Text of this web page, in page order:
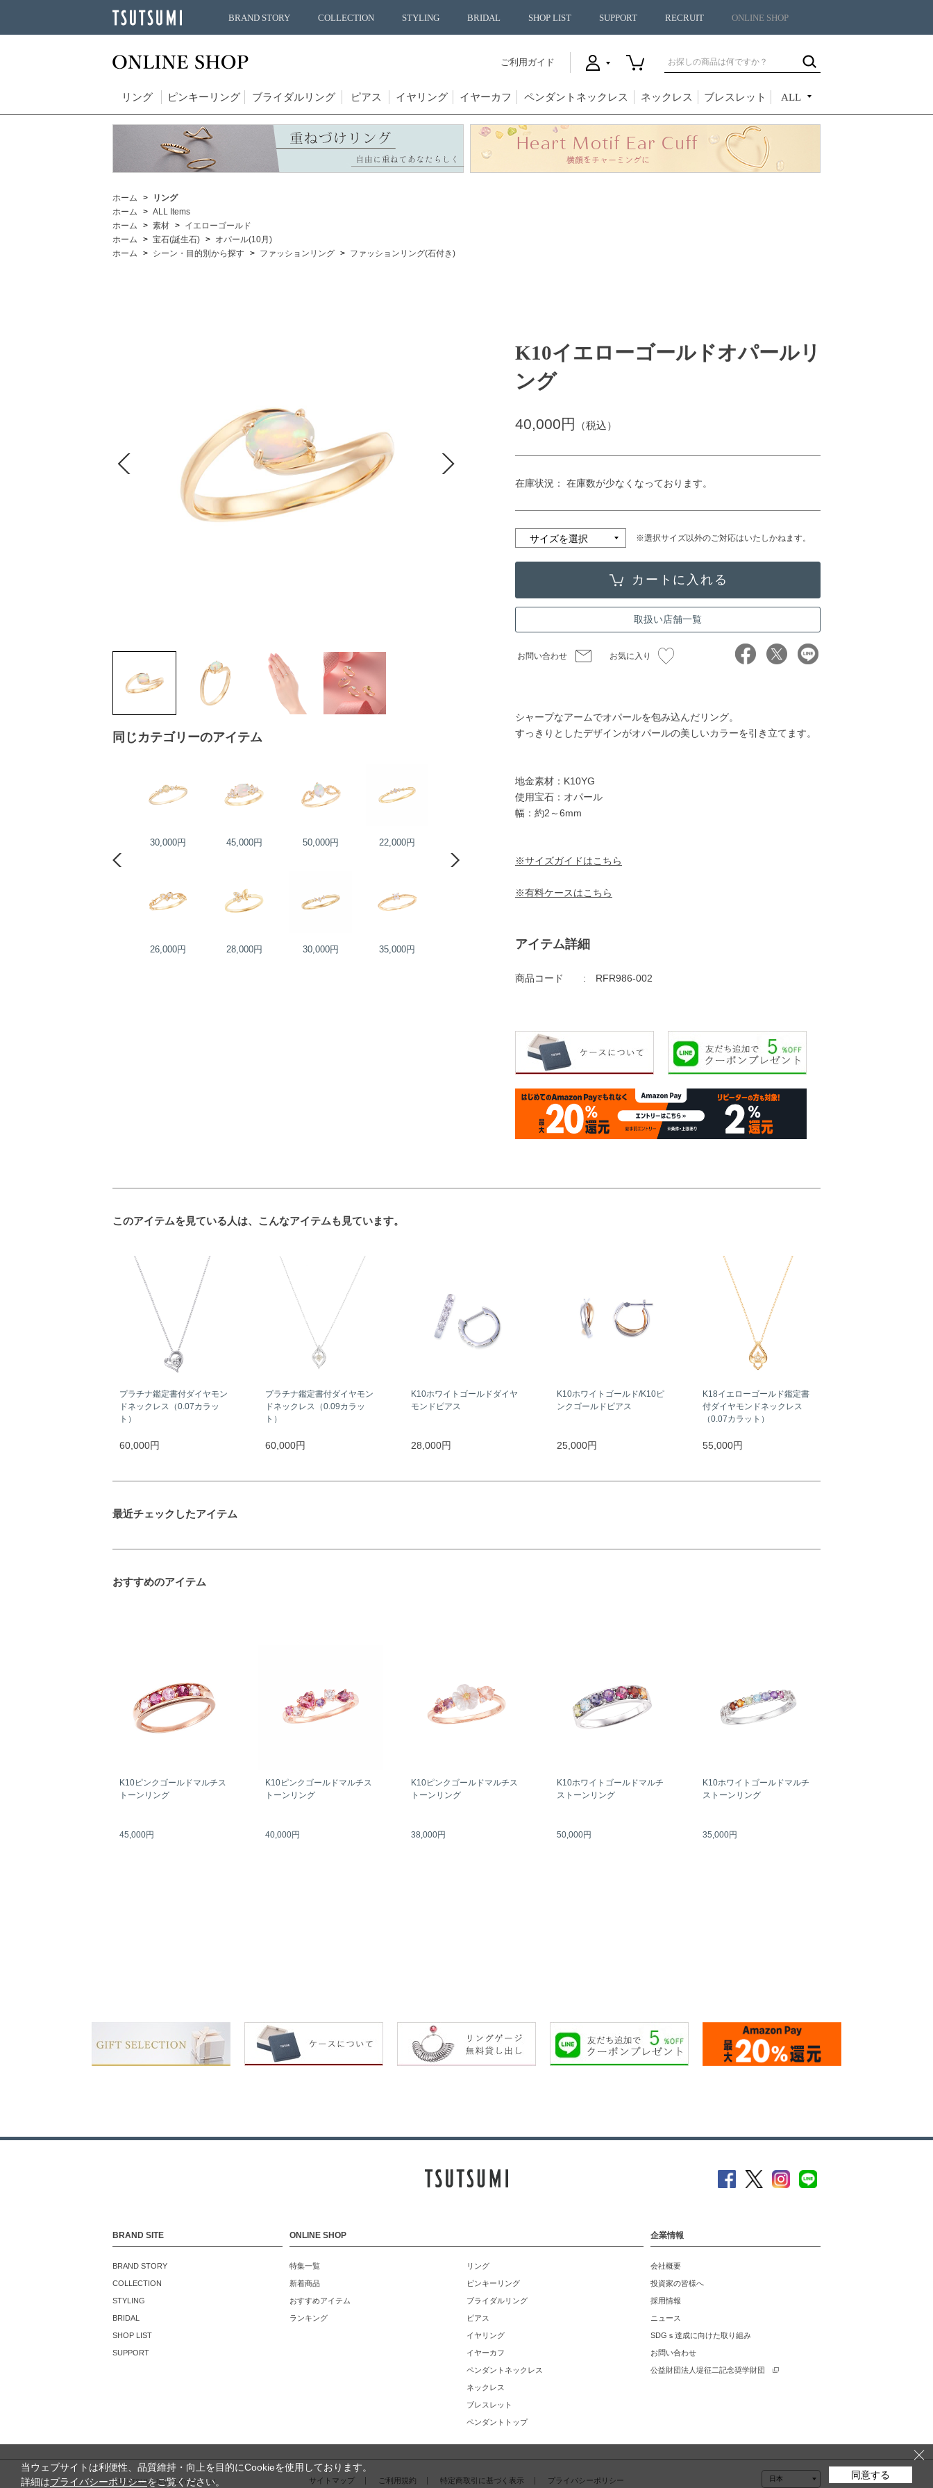
BRAND STORY COLLECTION STYLING BRIDAL SHOP LIST SUPPORT RECRUIT ONLINE SHOP
ご利用ガイド
リング ピンキーリング ブライダルリング ピアス イヤリング イヤーカフ ペンダントネックレス ネックレス ブレスレット ALL
ホーム
リング
ホーム
ALL Items
ホーム
素材
イエローゴールド
ホーム
宝石(誕生石)
オパール(10月)
ホーム
シーン・目的別から探す ファッションリング ファッションリング(石付き)
同じカテゴリーのアイテム
30,000円 45,000円 50,000円 22,000円
26,000円 28,000円 30,000円 35,000円 44,000円 45,000円
K10イエローゴールドオパールリ
ング
40,000円 （税込）
在庫状況： 在庫数が少なくなっております。
※選択サイズ以外のご対応はいたしかねます。
取扱い店舗一覧
お問い合わせ お気に入り
シャープなアームでオパールを包み込んだリング。
すっきりとしたデザインがオパールの美しいカラーを引き立てます。
地金素材：K10YG
使用宝石：オパール
幅：約2～6mm
※サイズガイドはこちら
※有料ケースはこちら
アイテム詳細
商品コード RFR986-002
このアイテムを見ている人は、こんなアイテムも見ています。
プラチナ鑑定書付ダイヤモン
ドネックレス（0.07カラッ
ト）
60,000円
プラチナ鑑定書付ダイヤモン
ドネックレス（0.09カラッ
ト）
60,000円
K10ホワイトゴールドダイヤ
モンドピアス
28,000円
K10ホワイトゴールド/K10ピ
ンクゴールドピアス
25,000円
K18イエローゴールド鑑定書
付ダイヤモンドネックレス
（0.07カラット）
55,000円
最近チェックしたアイテム
おすすめのアイテム
K10ピンクゴールドマルチス
トーンリング
45,000円
K10ピンクゴールドマルチス
トーンリング
40,000円
K10ピンクゴールドマルチス
トーンリング
38,000円
K10ホワイトゴールドマルチ
ストーンリング
50,000円
K10ホワイトゴールドマルチ
ストーンリング
35,000円
BRAND SITE
BRAND STORY
COLLECTION
STYLING
BRIDAL
SHOP LIST
SUPPORT
ONLINE SHOP
特集一覧
新着商品
おすすめアイテム
ランキング
リング
ピンキーリング
ブライダルリング
ピアス
イヤリング
イヤーカフ
ペンダントネックレス
ネックレス
ブレスレット
ペンダントトップ
企業情報
会社概要
投資家の皆様へ
採用情報
ニュース
SDGｓ達成に向けた取り組み
お問い合わせ
公益財団法人堤征二記念奨学財団
サイトマップ ご利用規約 特定商取引に基づく表示 プライバシーポリシー
©TSUTSUMI JEWELRY Co., Ltd.
当ウェブサイトは利便性、品質維持・向上を目的にCookieを使用しております。
詳細はプライバシーポリシーをご覧ください。
同意する